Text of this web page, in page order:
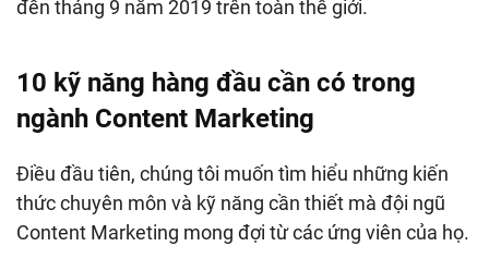
đến tháng 9 năm 2019 trên toàn thế giới.
10 kỹ năng hàng đầu cần có trong
ngành Content Marketing
Điều đầu tiên, chúng tôi muốn tìm hiểu những kiến
thức chuyên môn và kỹ năng cần thiết mà đội ngũ
Content Marketing mong đợi từ các ứng viên của họ.